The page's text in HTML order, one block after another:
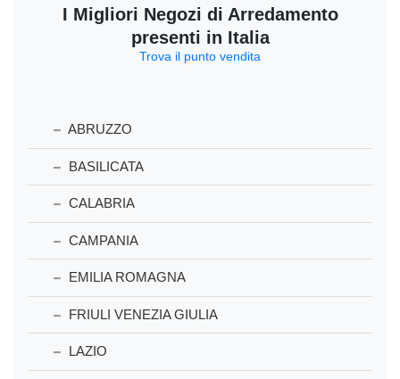
I Migliori Negozi di Arredamento
presenti in Italia
Trova il punto vendita
ABRUZZO
BASILICATA
CALABRIA
CAMPANIA
EMILIA ROMAGNA
FRIULI VENEZIA GIULIA
LAZIO